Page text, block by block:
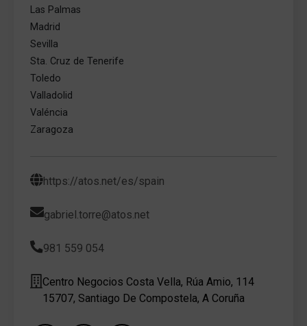
Las Palmas
Madrid
Sevilla
Sta. Cruz de Tenerife
Toledo
Valladolid
Valéncia
Zaragoza
https://atos.net/es/spain
gabriel.torre@atos.net
981 559 054
Centro Negocios Costa Vella, Rúa Amio, 114
15707, Santiago De Compostela, A Coruña